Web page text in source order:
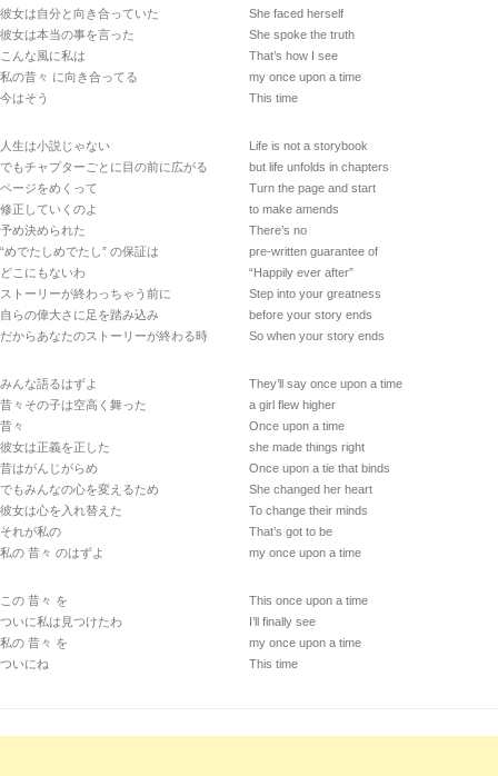
彼女は自分と向き合っていた
彼女は本当の事を言った
こんな風に私は
私の昔々 に向き合ってる
今はそう
人生は小説じゃない
でもチャプターごとに目の前に広がる
ページをめくって
修正していくのよ
予め決められた
“めでたしめでたし” の保証は
どこにもないわ
ストーリーが終わっちゃう前に
自らの偉大さに足を踏み込み
だからあなたのストーリーが終わる時
みんな語るはずよ
昔々その子は空高く舞った
昔々
彼女は正義を正した
昔はがんじがらめ
でもみんなの心を変えるため
彼女は心を入れ替えた
それが私の
私の 昔々 のはずよ
この 昔々 を
ついに私は見つけたわ
私の 昔々 を
ついにね
She faced herself
She spoke the truth
That’s how I see
my once upon a time
This time
Life is not a storybook
but life unfolds in chapters
Turn the page and start
to make amends
There’s no
pre-written guarantee of
“Happily ever after”
Step into your greatness
before your story ends
So when your story ends
They’ll say once upon a time
a girl flew higher
Once upon a time
she made things right
Once upon a tie that binds
She changed her heart
To change their minds
That’s got to be
my once upon a time
This once upon a time
I’ll finally see
my once upon a time
This time